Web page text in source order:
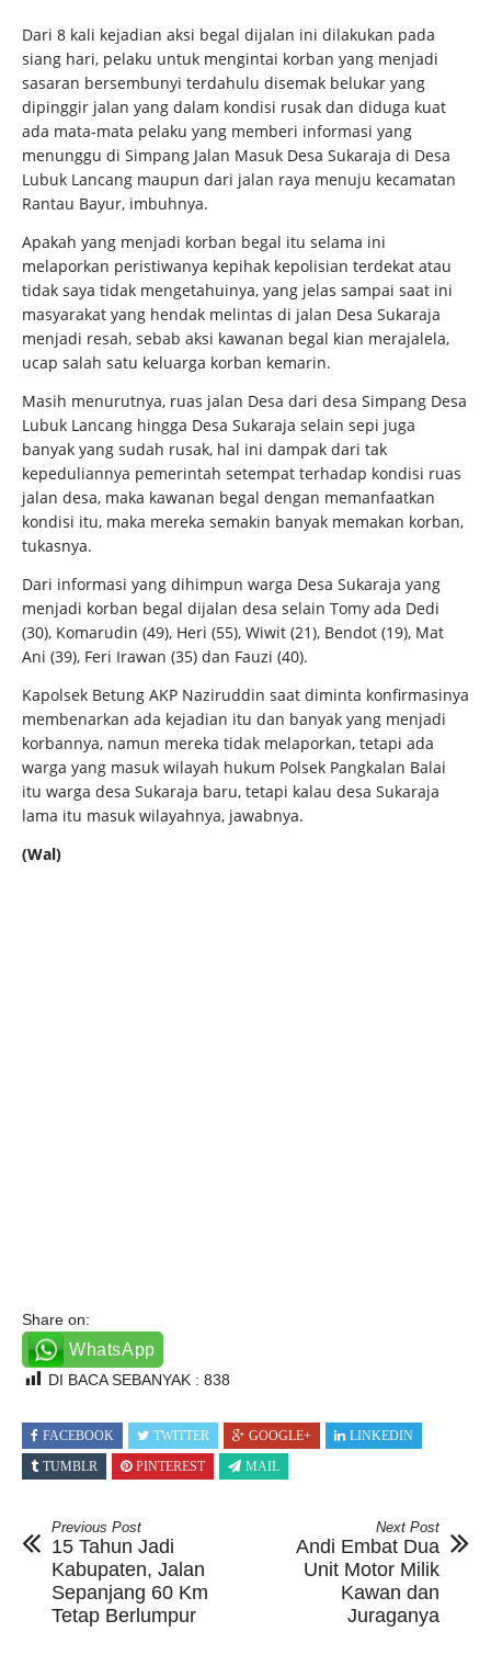
Dari 8 kali kejadian aksi begal dijalan ini dilakukan pada
siang hari, pelaku untuk mengintai korban yang menjadi
sasaran bersembunyi terdahulu disemak belukar yang
dipinggir jalan yang dalam kondisi rusak dan diduga kuat
ada mata-mata pelaku yang memberi informasi yang
menunggu di Simpang Jalan Masuk Desa Sukaraja di Desa
Lubuk Lancang maupun dari jalan raya menuju kecamatan
Rantau Bayur, imbuhnya.
Apakah yang menjadi korban begal itu selama ini
melaporkan peristiwanya kepihak kepolisian terdekat atau
tidak saya tidak mengetahuinya, yang jelas sampai saat ini
masyarakat yang hendak melintas di jalan Desa Sukaraja
menjadi resah, sebab aksi kawanan begal kian merajalela,
ucap salah satu keluarga korban kemarin.
Masih menurutnya, ruas jalan Desa dari desa Simpang Desa
Lubuk Lancang hingga Desa Sukaraja selain sepi juga
banyak yang sudah rusak, hal ini dampak dari tak
kepeduliannya pemerintah setempat terhadap kondisi ruas
jalan desa, maka kawanan begal dengan memanfaatkan
kondisi itu, maka mereka semakin banyak memakan korban,
tukasnya.
Dari informasi yang dihimpun warga Desa Sukaraja yang
menjadi korban begal dijalan desa selain Tomy ada Dedi
(30), Komarudin (49), Heri (55), Wiwit (21), Bendot (19), Mat
Ani (39), Feri Irawan (35) dan Fauzi (40).
Kapolsek Betung AKP Naziruddin saat diminta konfirmasinya
membenarkan ada kejadian itu dan banyak yang menjadi
korbannya, namun mereka tidak melaporkan, tetapi ada
warga yang masuk wilayah hukum Polsek Pangkalan Balai
itu warga desa Sukaraja baru, tetapi kalau desa Sukaraja
lama itu masuk wilayahnya, jawabnya.
(Wal)
Share on:
WhatsApp
DI BACA SEBANYAK : 838
FACEBOOK TWITTER GOOGLE+
LINKEDIN
TUMBLR
PINTEREST MAIL
Previous Post
15 Tahun Jadi
Kabupaten, Jalan
Sepanjang 60 Km
Tetap Berlumpur
Next Post
Andi Embat Dua
Unit Motor Milik
Kawan dan
Juraganya